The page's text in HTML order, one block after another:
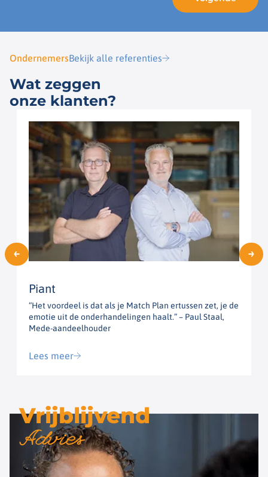
OndernemersBekijk alle referenties
Wat zeggen
onze klanten?
Piant
“Het voordeel is dat als je Match Plan ertussen zet, je de
emotie uit de onderhandelingen haalt.” – Paul Staal,
Mede-aandeelhouder
Lees meer
Vrijblijvend
Advies